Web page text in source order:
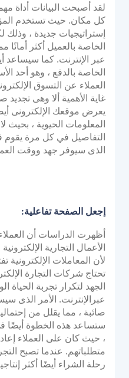
لقد أصبحت البيانات أداة
كل مكان. حيث تستخدم
إستراتيجيات جديدة ،
الخاصة بالعميل أكثر أمانًا
عبر الإنترنت. كما سيساعد
الخاصة بالدفع ، وهو أحد
العملاء عن التسوق
غاية الأهمية ألا وهى
يعرض موقعك الإلكترونى
المعلومات الحيوية ، بحيث
التفاصيل في كل مرة يقوم
الذى سيوفر جهد ووقت
إجعل الصفحة تفاعلية:
أظهرت الدراسات أن
الأعمال التجارية
لأن المعاملات الإلكترونية
تحتاج شركات التجارة
الجهد لتكرار تجربة الحياة
عبرالإنترنت. الأمر الذى
صائبة ، مما يقلل من
ستساعد هذه الخطوة أيضًا
، حيث كان على العملاء
متطلباتهم. عندما تصبح
رحلة الشراء أيضًا أكثر